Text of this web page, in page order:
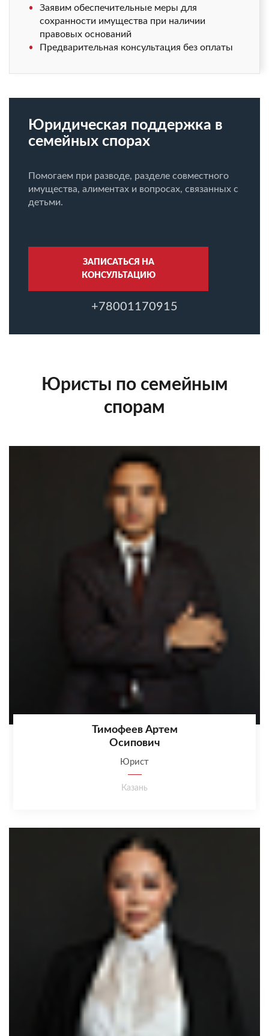
Заявим обеспечительные меры для
сохранности имущества при наличии
правовых оснований
Предварительная консультация без оплаты
Юридическая поддержка в
семейных спорах
Помогаем при разводе, разделе совместного
имущества, алиментах и вопросах, связанных с
детьми.
ЗАПИСАТЬСЯ НА
КОНСУЛЬТАЦИЮ
+78001170915
Юристы по семейным
спорам
Тимофеев Артем
Осипович
Юрист
Казань